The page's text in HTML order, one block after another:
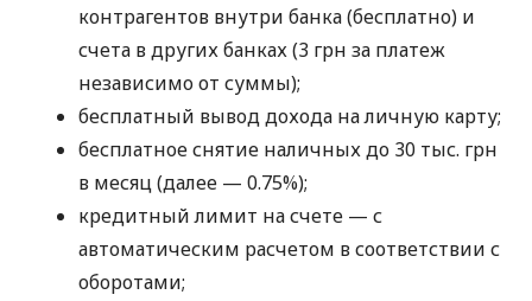
контрагентов внутри банка (бесплатно) и
счета в других банках (3 грн за платеж
независимо от суммы);
бесплатный вывод дохода на личную карту;
бесплатное снятие наличных до 30 тыс. грн
в месяц (далее — 0.75%);
кредитный лимит на счете — с
автоматическим расчетом в соответствии с
оборотами;